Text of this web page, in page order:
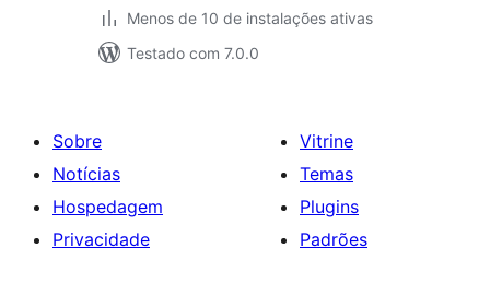
Menos de 10 de instalações ativas
Testado com 7.0.0
Sobre
Notícias
Hospedagem
Privacidade
Vitrine
Temas
Plugins
Padrões